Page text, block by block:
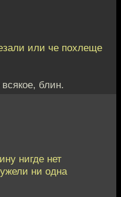
или че похлеще
блин.
нигде нет
ни одна